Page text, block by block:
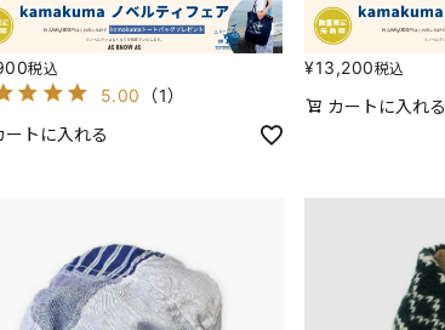
税込
5.00 （1）
ートに入れる
¥13,200税込
カートに入れる